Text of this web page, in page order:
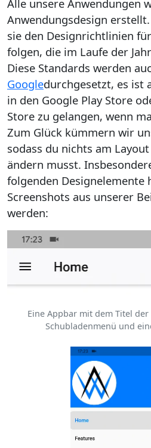
Alle unsere Anwendungen
Anwendungsdesign
sie den Designrichtlinien
folgen, die im Laufe der
Diese Standards werden
Googledurchgesetzt, es ist
in den Google Play Store
Store zu gelangen, wenn
Zum Glück kümmern wir
sodass du nichts am
ändern musst.
folgenden Designelemente
Screenshots aus unserer
werden:
Eine Appbar mit dem Titel
Schubladenmenü und